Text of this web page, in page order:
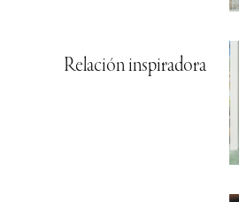
Relación inspiradora